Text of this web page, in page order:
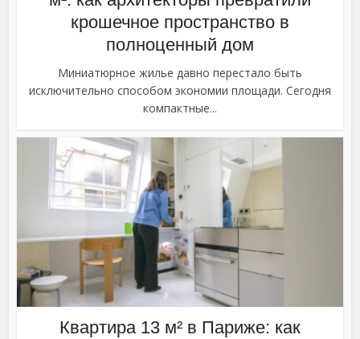
крошечное пространство в
полноценный дом
Миниатюрное жилье давно перестало быть
исключительно способом экономии площади. Сегодня
компактные...
Квартира 13 м² в Париже: как